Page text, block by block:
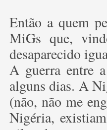
Então a quem
MiGs que,
desaparecido
A guerra entre
alguns dias. A
(não, não me
Nigéria,